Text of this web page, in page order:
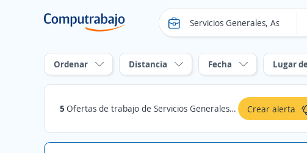
Ordenar Distancia Fecha Lugar
5 Ofertas de trabajo de Servicios Generales, Aseo y Seguridad en Neiva, Huila Crear alerta